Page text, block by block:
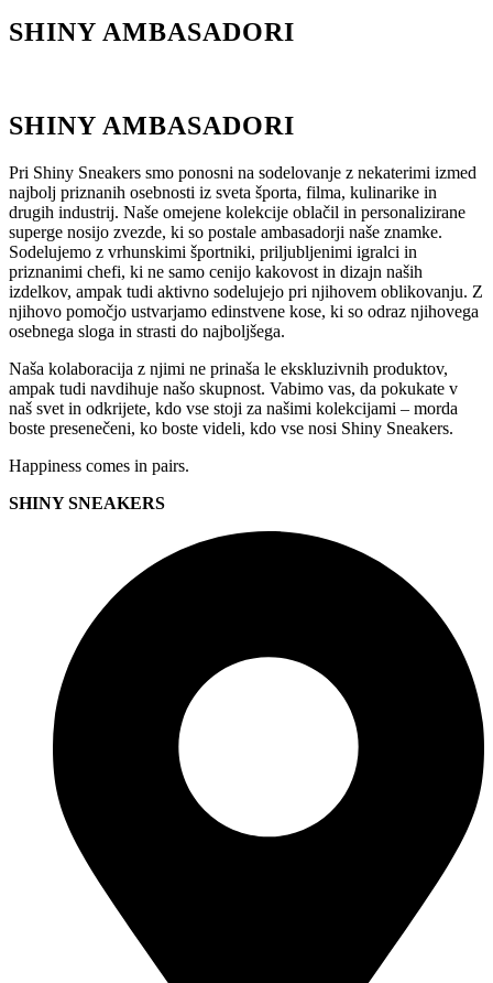
SHINY AMBASADORI
SHINY AMBASADORI
Pri Shiny Sneakers smo ponosni na sodelovanje z nekaterimi izmed
najbolj priznanih osebnosti iz sveta športa, filma, kulinarike in
drugih industrij. Naše omejene kolekcije oblačil in personalizirane
superge nosijo zvezde, ki so postale ambasadorji naše znamke.
Sodelujemo z vrhunskimi športniki, priljubljenimi igralci in
priznanimi chefi, ki ne samo cenijo kakovost in dizajn naših
izdelkov, ampak tudi aktivno sodelujejo pri njihovem oblikovanju. Z
njihovo pomočjo ustvarjamo edinstvene kose, ki so odraz njihovega
osebnega sloga in strasti do najboljšega.
Naša kolaboracija z njimi ne prinaša le ekskluzivnih produktov,
ampak tudi navdihuje našo skupnost. Vabimo vas, da pokukate v
naš svet in odkrijete, kdo vse stoji za našimi kolekcijami – morda
boste presenečeni, ko boste videli, kdo vse nosi Shiny Sneakers.
Happiness comes in pairs.
SHINY SNEAKERS